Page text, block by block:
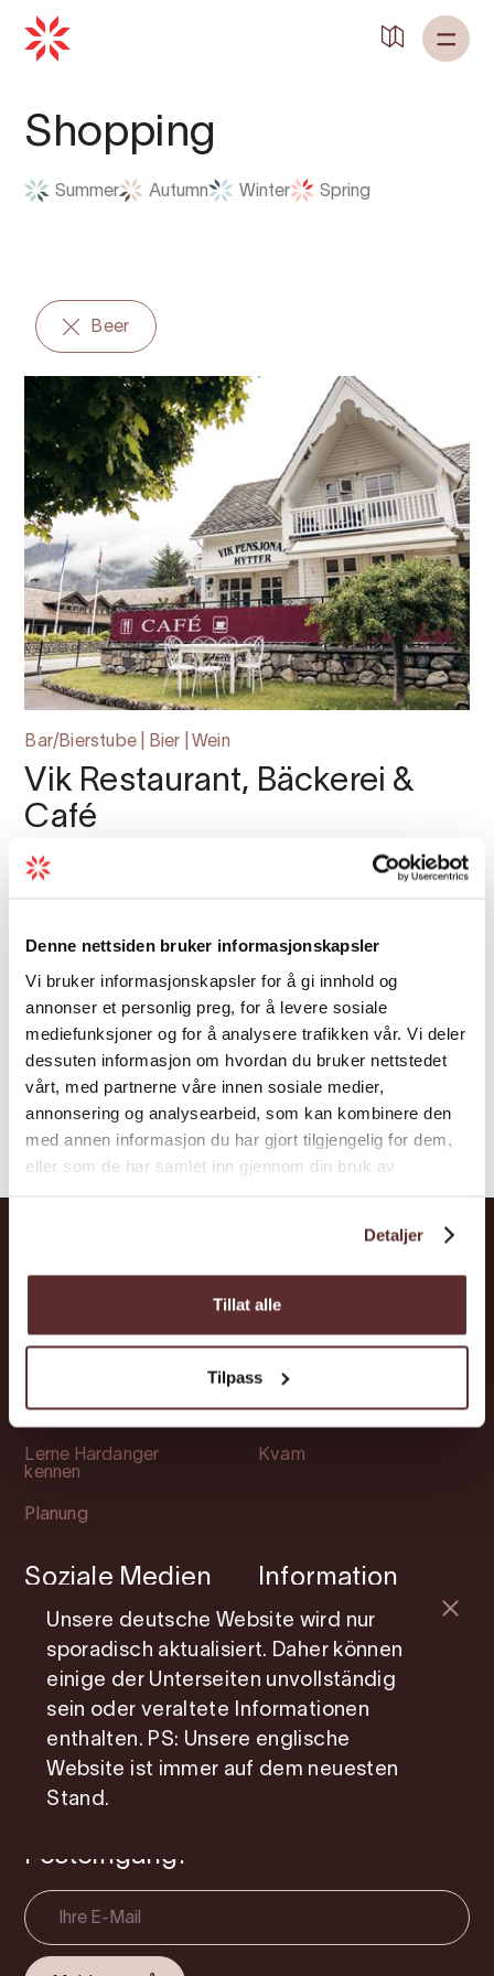
Denne nettsiden bruker informasjonskapsler
Vi bruker informasjonskapsler for å gi innhold og
annonser et personlig preg, for å levere sosiale
mediefunksjoner og for å analysere trafikken vår. Vi deler
dessuten informasjon om hvordan du bruker nettstedet
vårt, med partnerne våre innen sosiale medier,
annonsering og analysearbeid, som kan kombinere den
med annen informasjon du har gjort tilgjengelig for dem,
eller som de har samlet inn gjennom din bruk av
Detaljer
Tillat alle
Tilpass
Shopping
Summer Autumn Winter Spring
Beer
Bar/Bierstube | Bier | Wein
Vik Restaurant, Bäckerei &
Café
Das Vik Restaurant, Bäckerei & Café in
Gerichten aus Hardanger. Hier können Sie
hausgemachte Speisen und Backwaren in
einer warmen und einlade...
Unsere deutsche Website wird nur
sporadisch aktualisiert. Daher können
einige der Unterseiten unvollständig
sein oder veraltete Informationen
enthalten. PS: Unsere englische
Website ist immer auf dem neuesten
Stand.
Attraktionen
Veranstaltungen
Lerne Hardanger
kennen
Planung
Ulvik
Eidfjord
Kvam
Soziale Medien
Facebook
Instagram
Youtube
Information
Mitgliedsseite
Über uns
Cookie consent
Erhalten Sie Reisetipps und
Posteingang!